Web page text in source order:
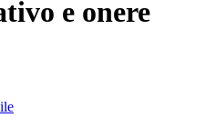
e onere